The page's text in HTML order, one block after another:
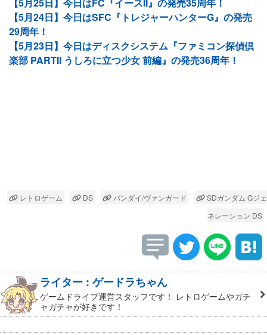
【5月24日】今日はSFC『トレジャーハンターG』の発売
29周年！
【5月23日】今日はディスクシステム『ファミコン探偵倶
楽部 PARTII うしろに立つ少女 前編』の発売36周年！
レトロゲーム DS バンダイ/ヴァンガード
SDガンダム Gジェ
ネレーション DS
ライター : ゲードラちゃん
ゲームドライブ運営スタッフです！ レトロゲームやガチ
ャガチャが好きです！